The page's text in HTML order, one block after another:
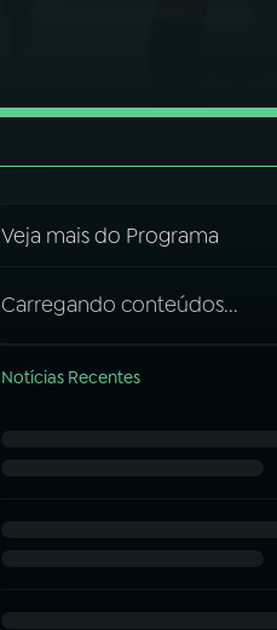
Veja mais do Programa
Carregando conteúdos...
Notícias Recentes